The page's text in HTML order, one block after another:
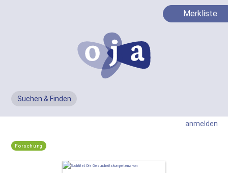
Suchen & Finden
Merkliste
anmelden
Forschung